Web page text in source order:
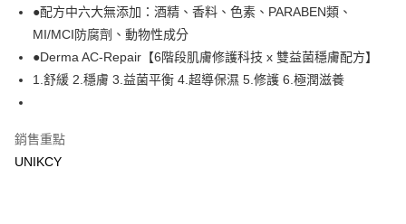
悠遊付
Google Pay
每筆NT$70，滿NT$499(含以上)免運費
●配方中六大無添加：酒精、香料、色素、PARABEN類、
MI/MCI防腐劑、動物性成分
●Derma AC-Repair【6階段肌膚修護科技 x 雙益菌穩膚配方】
1.舒緩 2.穩膚 3.益菌平衡 4.超導保濕 5.修護 6.極潤滋養
銷售重點
UNIKCY